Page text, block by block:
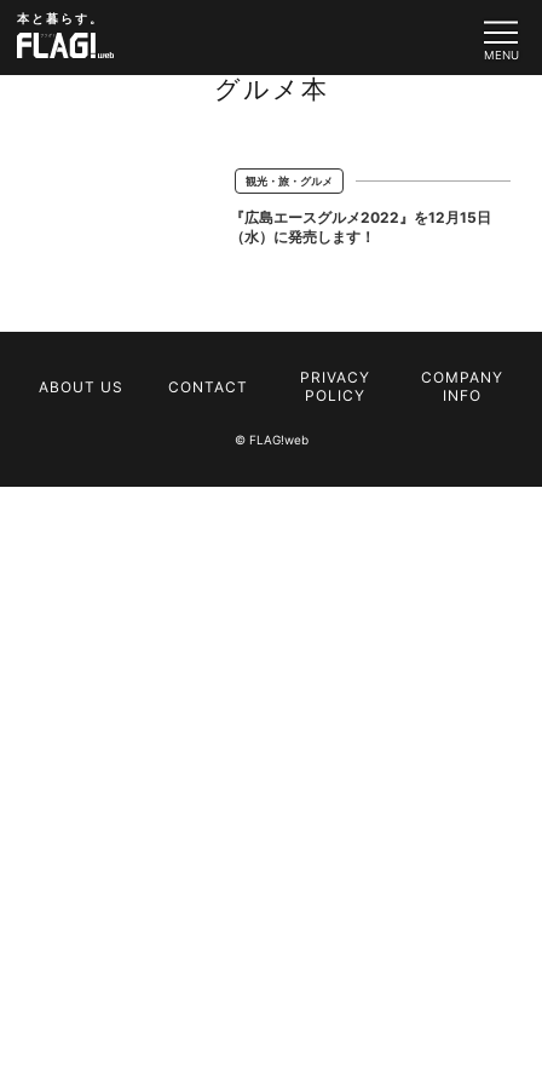
本と暮らす。
グルメ本
観光・旅・グルメ
『広島エースグルメ2022』を12月15日
（水）に発売します！
ABOUT US CONTACT
PRIVACY
POLICY
COMPANY
INFO
© FLAG!web